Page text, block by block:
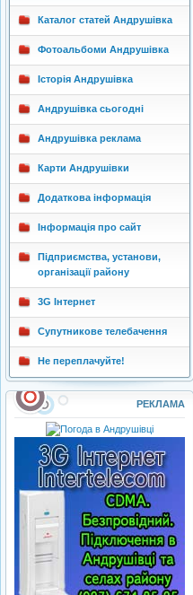
Каталог статей Андрушівка
Фотоальбоми Андрушівка
Історія Андрушівка
Андрушівка сьогодні
Андрушівка реклама
Карти Андрушівки
Додаткова інформація
Інформація про сайт
Підприємства, установи,
організації району
3G Інтернет
Супутникове телебачення
Не переплачуйте!
РЕКЛАМА